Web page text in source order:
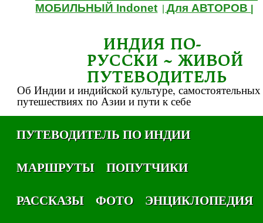
МОБИЛЬНЫЙ Indonet |Для АВТОРОВ
ИНДИЯ ПО-
РУССКИ ~ ЖИВОЙ
ПУТЕВОДИТЕЛЬ
Об Индии и индийской культуре, самостоятельных
путешествиях по Азии и пути к себе
ПУТЕВОДИТЕЛЬ ПО ИНДИИ
МАРШРУТЫ
ПОПУТЧИКИ
РАССКАЗЫ
ФОТО
ЭНЦИКЛОПЕДИЯ